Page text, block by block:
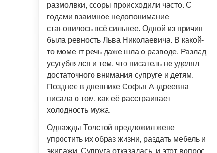
размолвки, ссоры происходили часто. С
годами взаимное недопонимание
становилось всё сильнее. Одной из причин
была ревность Льва Николаевича. В какой-
то момент речь даже шла о разводе. Разлад
усугублялся и тем, что писатель не уделял
достаточного внимания супруге и детям.
Позднее в дневнике Софья Андреевна
писала о том, как её расстраивает
холодность мужа.
Однажды Толстой предложил жене
упростить их образ жизни, раздать мебель и
экипажи. Супруга отказалась, и этот вопрос